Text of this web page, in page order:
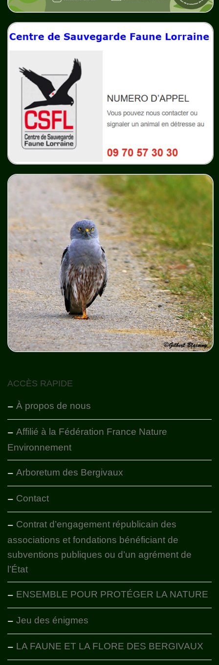
ACCÈS RAPIDE
À propos de nous
Affilié à la Fédération France Nature
Environnement
Arboretum des Bergivaux
Contact
Contrat d’engagement républicain des
associations et fondations bénéficiant de
subventions publiques ou d’un agrément de
l’État
ENSEMBLE POUR PROTÉGER LA NATURE
Jeu des énigmes
LA FAUNE ET LA FLORE DES BERGIVAUX